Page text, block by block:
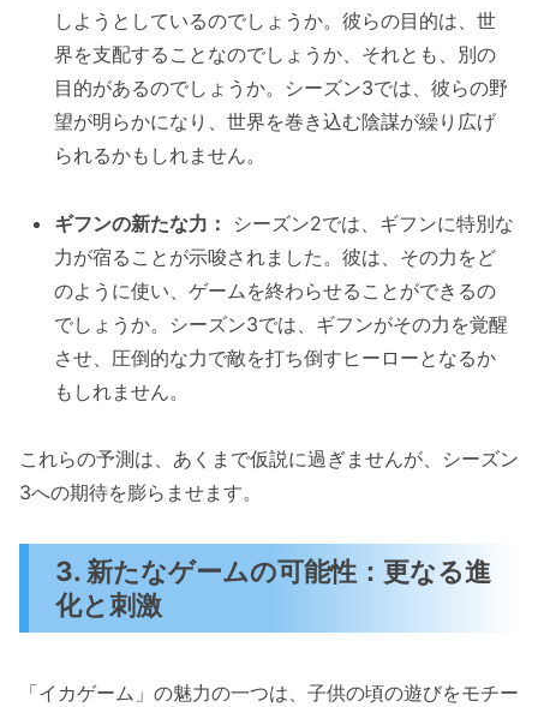
しようとしているのでしょうか。彼らの目的は、世
界を支配することなのでしょうか、それとも、別の
目的があるのでしょうか。シーズン3では、彼らの野
望が明らかになり、世界を巻き込む陰謀が繰り広げ
られるかもしれません。
ギフンの新たな力：
シーズン2では、ギフンに特別な
力が宿ることが示唆されました。彼は、その力をど
のように使い、ゲームを終わらせることができるの
でしょうか。シーズン3では、ギフンがその力を覚醒
させ、圧倒的な力で敵を打ち倒すヒーローとなるか
もしれません。
これらの予測は、あくまで仮説に過ぎませんが、シーズン
3への期待を膨らませます。
3. 新たなゲームの可能性：更なる進
化と刺激
「イカゲーム」の魅力の一つは、子供の頃の遊びをモチー